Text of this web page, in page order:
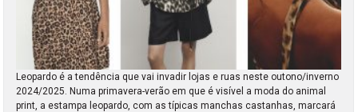
Leopardo é a tendência que vai invadir lojas e ruas neste outono/inverno
2024/2025. Numa primavera-verão em que é visível a moda do animal
print, a estampa leopardo, com as típicas manchas castanhas, marcará